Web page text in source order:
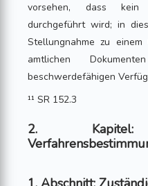
vorsehen, dass kein
durchgeführt wird; in
Stellungnahme zu
amtlichen
beschwerdefähigen
¹¹ SR 152.3
2. Kapitel: